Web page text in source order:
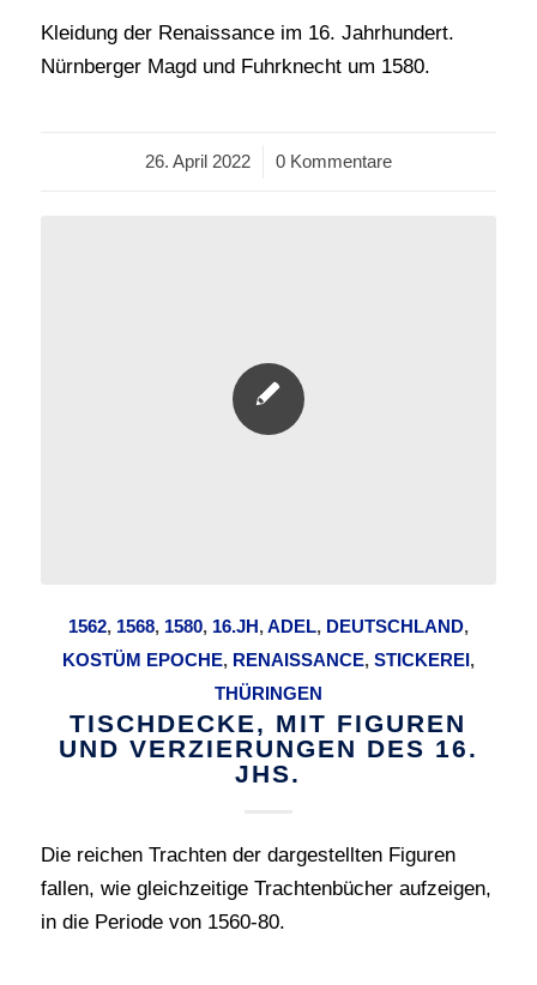
Kleidung der Renaissance im 16. Jahrhundert.
Nürnberger Magd und Fuhrknecht um 1580.
26. April 2022
/ 0 Kommentare
1562, 1568, 1580, 16.JH,ADEL, DEUTSCHLAND,
KOSTÜM EPOCHE, RENAISSANCE, STICKEREI,
THÜRINGEN
TISCHDECKE, MIT FIGUREN
UND VERZIERUNGEN DES 16.
JHS.
Die reichen Trachten der dargestellten Figuren
fallen, wie gleichzeitige Trachtenbücher aufzeigen,
in die Periode von 1560-80.